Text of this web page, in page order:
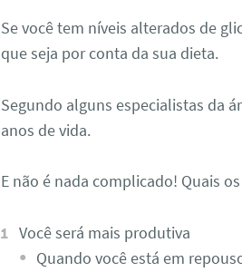
Se você tem níveis alterados de
que seja por conta da sua dieta.
Segundo alguns especialistas da
anos de vida.
E não é nada complicado! Quais
Você será mais produtiva
Quando você está em